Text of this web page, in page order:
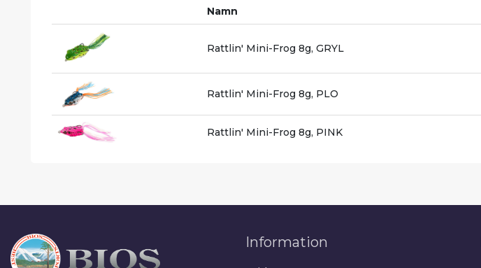
Namn
Rattlin' Mini-Frog 8g, GRYL
Rattlin' Mini-Frog 8g, PLO
Rattlin' Mini-Frog 8g, PINK
Information